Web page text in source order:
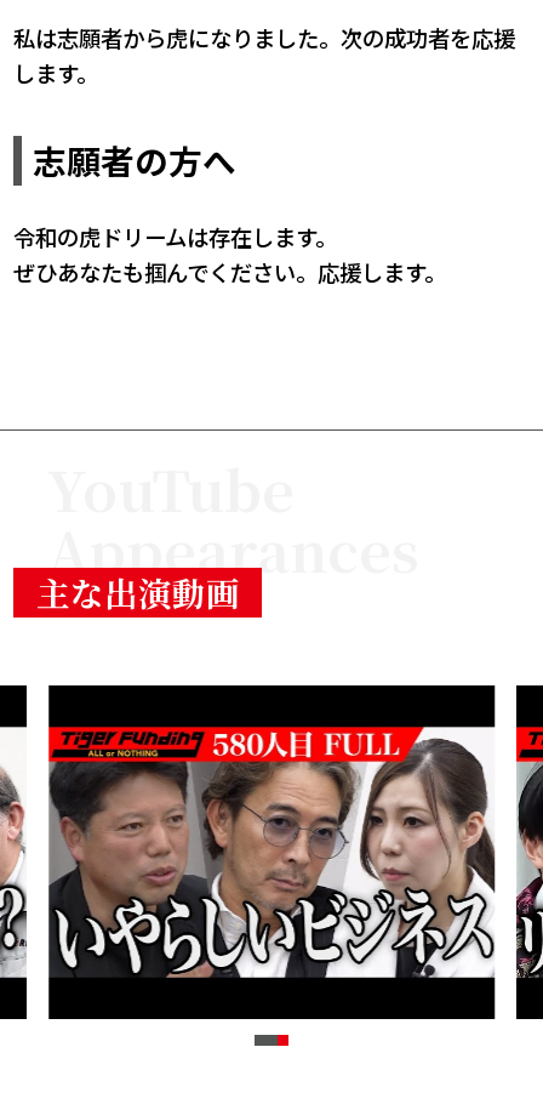
私は志願者から虎になりました。次の成功者を応援
します。
志願者の方へ
令和の虎ドリームは存在します。
ぜひあなたも掴んでください。応援します。
Appearances
主な出演動画